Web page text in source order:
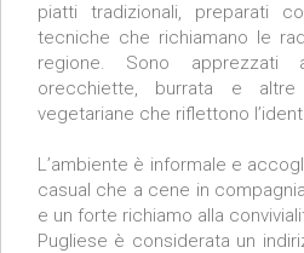
piatti tradizionali, preparati
tecniche che richiamano le
regione. Sono
orecchiette, burrata e
vegetariane che riflettono
L’ambiente è informale e
casual che a cene in
e un forte richiamo alla
Pugliese è considerata un